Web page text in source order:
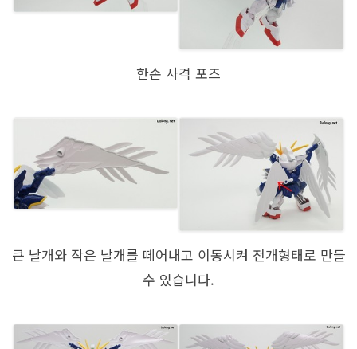
한손 사격 포즈
큰 날개와 작은 날개를 떼어내고 이동시켜 전개형태로 만들
수 있습니다.